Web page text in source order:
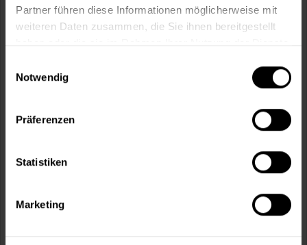
Partner führen diese Informationen möglicherweise mit
weiteren Daten zusammen, die Sie ihnen bereitgestellt
Notwendig
Präferenzen
Statistiken
Marketing
Merken Fragen zum Artikel?
Sie möchten eine größere Menge kaufen
Vorteile
Versand innerhalb von 48h*